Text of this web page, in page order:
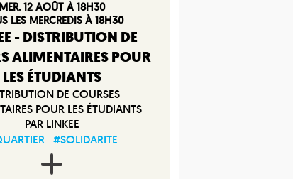
MER. 12 AOÛT À 18H30
LES MERCREDIS À 18H30
- DISTRIBUTION DE
ALIMENTAIRES POUR
LES ÉTUDIANTS
DE COURSES
POUR LES ÉTUDIANTS
PAR LINKEE
#SOLIDARITE